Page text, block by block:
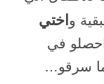
و اختي
في
سرقو…